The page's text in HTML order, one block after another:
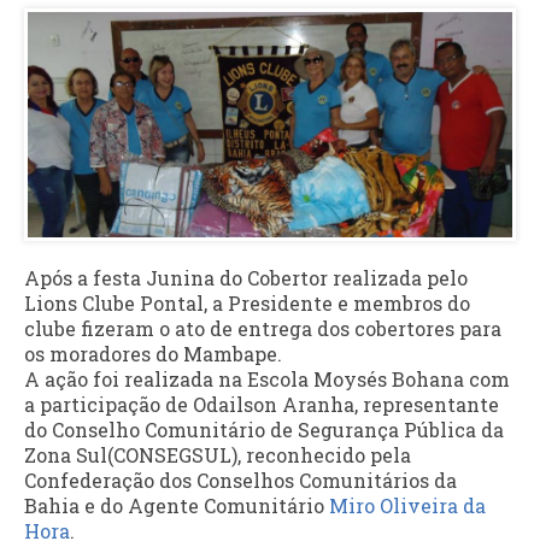
Após a festa Junina do Cobertor realizada pelo
Lions Clube Pontal, a Presidente e membros do
clube fizeram o ato de entrega dos cobertores para
os moradores do Mambape.
A ação foi realizada na Escola Moysés Bohana com
a participação de Odailson Aranha, representante
do Conselho Comunitário de Segurança Pública da
Zona Sul(CONSEGSUL), reconhecido pela
Confederação dos Conselhos Comunitários da
Bahia e do Agente Comunitário Miro Oliveira da
Hora.